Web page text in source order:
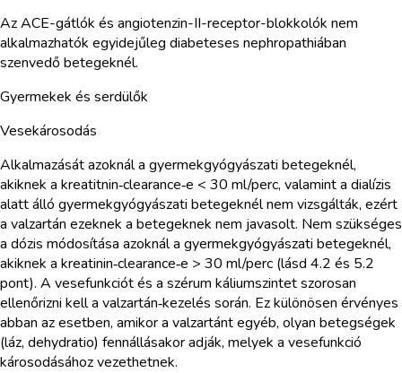
Az ACE-gátlók és angiotenzin-II-receptor-blokkolók nem
alkalmazhatók egyidejűleg diabeteses nephropathiában
szenvedő betegeknél.
Gyermekek és serdülők
Vesekárosodás
Alkalmazását azoknál a gyermekgyógyászati betegeknél,
akiknek a kreatitnin‑clearance‑e < 30 ml/perc, valamint a dialízis
alatt álló gyermekgyógyászati betegeknél nem vizsgálták, ezért
a valzartán ezeknek a betegeknek nem javasolt. Nem szükséges
a dózis módosítása azoknál a gyermekgyógyászati betegeknél,
akiknek a kreatinin‑clearance‑e > 30 ml/perc (lásd 4.2 és 5.2
pont). A vesefunkciót és a szérum káliumszintet szorosan
ellenőrizni kell a valzartán‑kezelés során. Ez különösen érvényes
abban az esetben, amikor a valzartánt egyéb, olyan betegségek
(láz, dehydratio) fennállásakor adják, melyek a vesefunkció
károsodásához vezethetnek.